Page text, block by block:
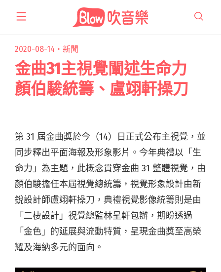
2020-08-14・ 新聞
金曲31主視覺闡述生命力
顏伯駿統籌、盧翊軒操刀
第 31 屆金曲獎於今（14）日正式公布主視覺，並
同步釋出平面海報及形象影片。今年典禮以「生
命力」為主題，此概念貫穿金曲 31 整體視覺，由
顏伯駿擔任本屆視覺總統籌，視覺形象設計由新
銳設計師盧翊軒操刀，典禮視覺影像統籌則是由
「二棲設計」視覺總監林呈軒包辦，期盼透過
「金色」的延展與流動特質，呈現金曲獎至高榮
耀及海納多元的面向。